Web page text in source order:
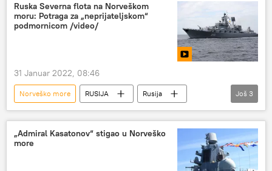
Ruska Severna flota na Norveškom
moru: Potraga za „neprijateljskom“
podmornicom /video/
31 Januar 2022, 08:46
Norveško more RUSIJA
Rusija
Severna flota
podmornice
Rusija – vojska i naoružanje
Još 3
„Admiral Kasatonov“ stigao u Norveško
more